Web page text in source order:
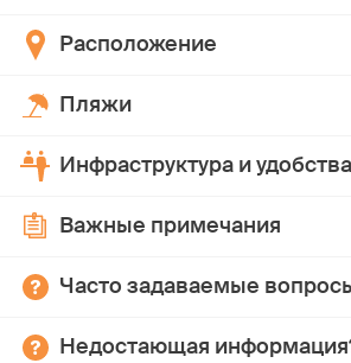
Расположение
Пляжи
Инфраструктура и удобства
Важные примечания
Часто задаваемые
Недостающая